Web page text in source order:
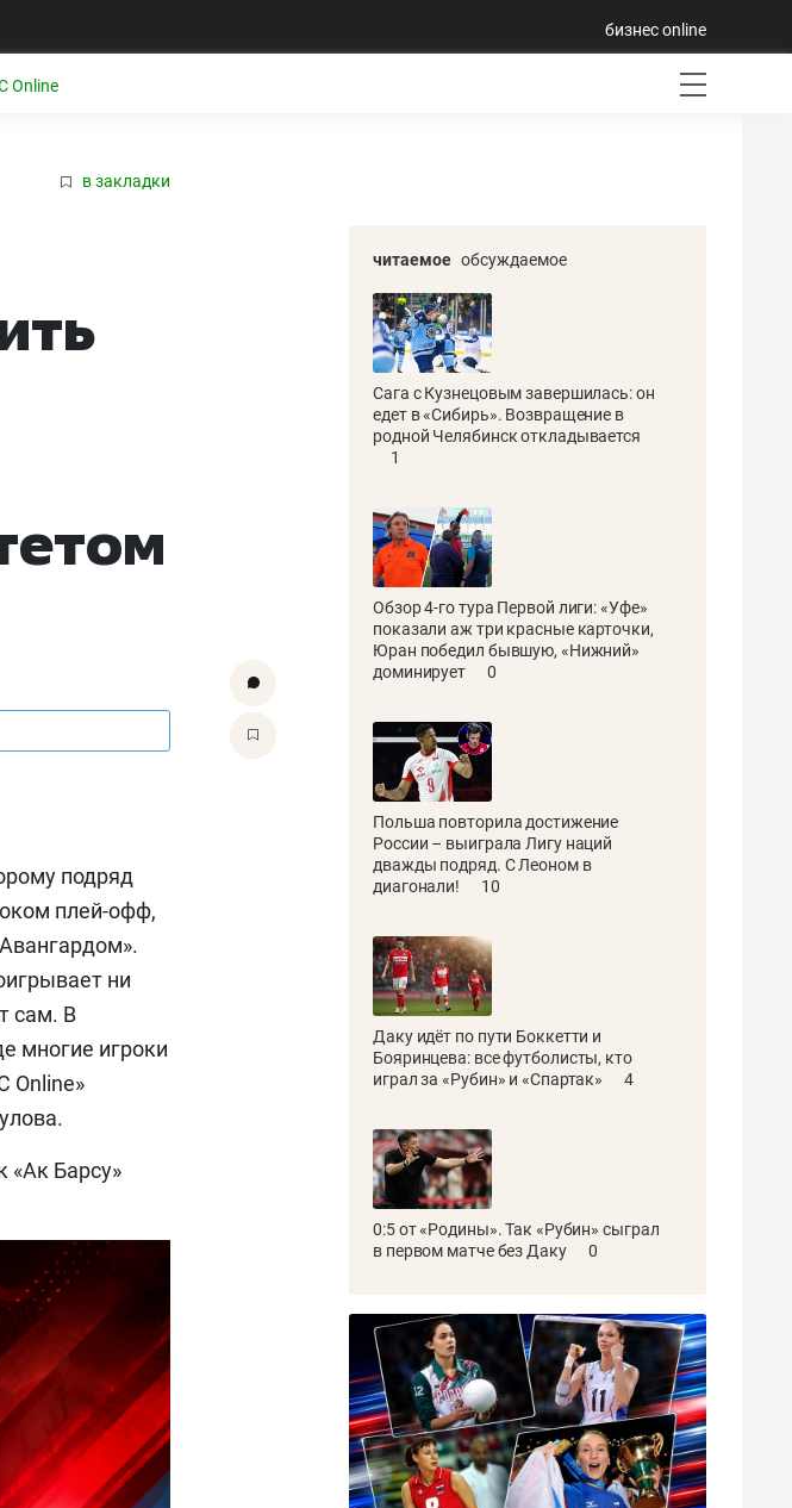
бизнес online
в закладки
подряд
плей-офф,
ни
сам. В
многие игроки
Online»
«Ак Барсу»
читаемое обсуждаемое
Сага с Кузнецовым завершилась: он
едет в «Сибирь». Возвращение в
родной Челябинск откладывается
1
Обзор 4-го тура Первой лиги: «Уфе»
показали аж три красные карточки,
Юран победил бывшую, «Нижний»
доминирует
0
Польша повторила достижение
России – выиграла Лигу наций
дважды подряд. С Леоном в
диагонали!
10
Даку идёт по пути Боккетти и
Бояринцева: все футболисты, кто
играл за «Рубин» и «Спартак»
4
0:5 от «Родины». Так «Рубин» сыграл
в первом матче без Даку
0